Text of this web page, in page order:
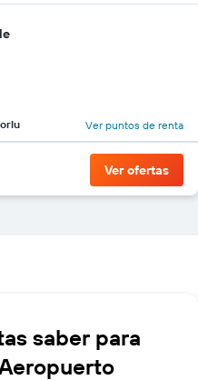
Ver puntos de renta
Ver ofertas
saber para